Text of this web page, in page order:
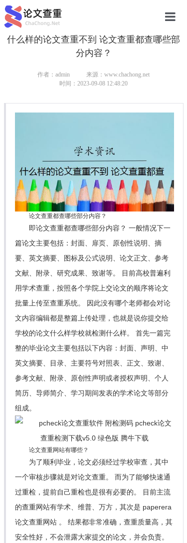
网站首页
本科论文
博士论文
什么样的论文查重不到 论文查重都查哪些部
分内容？
作者：admin
来源：www.chachong.net
时间：2023-09-08 12:48:20
论文查重都查哪些部分内容？
即论文查重都查哪些部分内容？ 一般情况下一
篇论文主要包括：封面、扉页、原创性说明、摘
要、英文摘要、图标及公式说明、论文正文、参考
文献、附录、研究成果、致谢等。 目前高校普遍利
用学术查重，按照各个学院上交论文的顺序将论文
批量上传至查重系统。 因此没有哪个老师都会对论
文内容编辑都是整篇上传处理，也就是说你提交给
学校的论文什么样学校就检测什么样。 首先一篇完
整的毕业论文主要包括以下内容：封面、声明、中
英文摘要、目录、主要符号对照表、正文、致谢、
参考文献、附录、原创性声明或者授权声明、个人
简历、导师简介、学习期间发表的学术论文等部分
组成。
论文查重网站有哪些？
为了顺利毕业，论文必须经过学校审查，其中
一个审核步骤就是对论文查重。 而为了能够快速通
过重检，提前自己重检也是很有必要的。 目前主流
的查重网站有学术、维普、万方，其次是 paperera
论文查重网站 。 结果都非常准确，查重质量高，其
安全性好，不会泄露大家提交的论文，并会负责。